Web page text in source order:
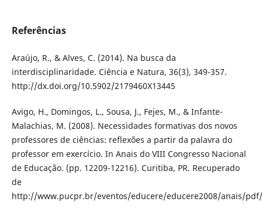
Referências
Araújo, R., & Alves, C. (2014). Na busca da
interdisciplinaridade. Ciência e Natura, 36(3), 349-357.
http://dx.doi.org/10.5902/2179460X13445
Avigo, H., Domingos, L., Sousa, J., Fejes, M., & Infante-
Malachias, M. (2008). Necessidades formativas dos novos
professores de ciências: reflexões a partir da palavra do
professor em exercício. In Anais do VIII Congresso Nacional
de Educação. (pp. 12209-12216). Curitiba, PR. Recuperado
de
http://www.pucpr.br/eventos/educere/educere2008/anais/